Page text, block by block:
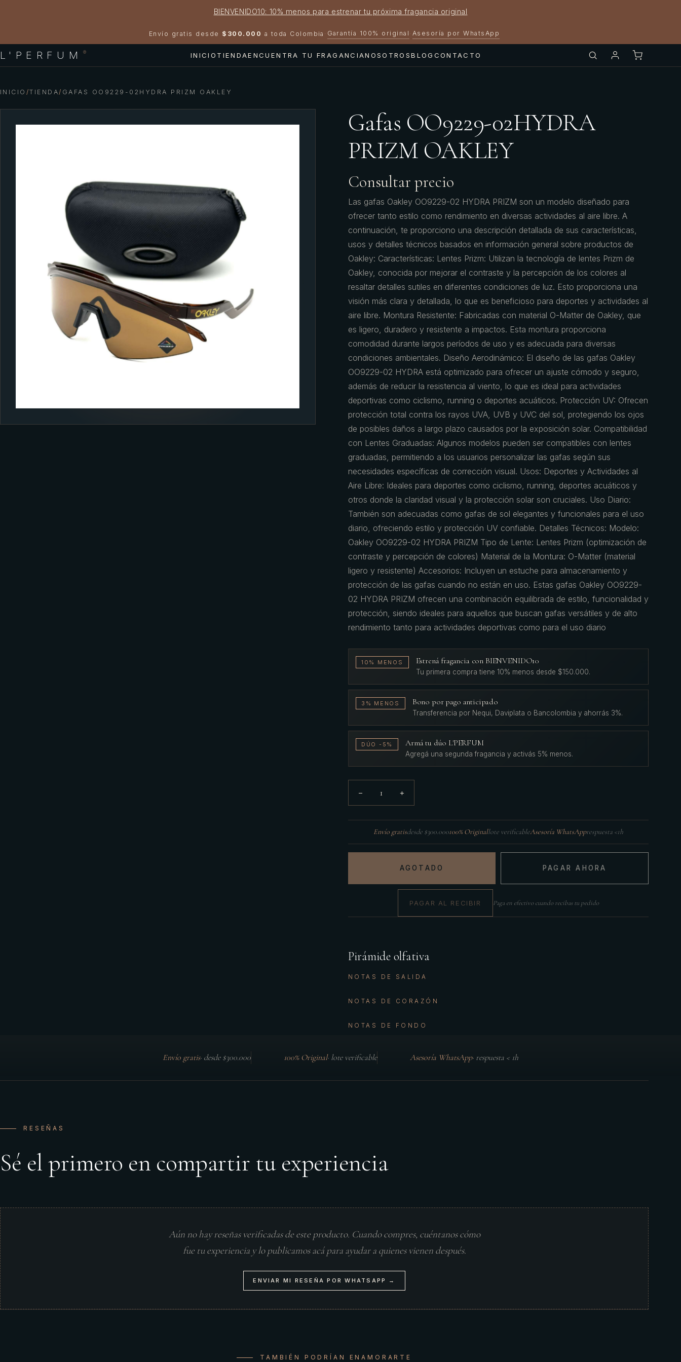
BIENVENIDO10: 10% menos para estrenar tu próxima fragancia original
Envío gratis desde $300.000 a toda Colombia · Garantía 100% original · Asesoría por WhatsApp
L'PERFUM ® INICIO TIENDAENCUENTRA TU FRAGANCIANOSOTROSBLOG CONTACTO
INICIO /TIENDA/ GAFAS OO9229-02HYDRA PRIZM OAKLEY
Gafas OO9229-02HYDRA
PRIZM OAKLEY
Consultar precio
Las gafas Oakley OO9229-02 HYDRA PRIZM son un modelo diseñado para
ofrecer tanto estilo como rendimiento en diversas actividades al aire libre. A
continuación, te proporciono una descripción detallada de sus características,
usos y detalles técnicos basados en información general sobre productos de
Oakley: Características: Lentes Prizm: Utilizan la tecnología de lentes Prizm de
Oakley, conocida por mejorar el contraste y la percepción de los colores al
resaltar detalles sutiles en diferentes condiciones de luz. Esto proporciona una
visión más clara y detallada, lo que es beneficioso para deportes y actividades al
aire libre. Montura Resistente: Fabricadas con material O-Matter de Oakley, que
es ligero, duradero y resistente a impactos. Esta montura proporciona
comodidad durante largos períodos de uso y es adecuada para diversas
condiciones ambientales. Diseño Aerodinámico: El diseño de las gafas Oakley
OO9229-02 HYDRA está optimizado para ofrecer un ajuste cómodo y seguro,
además de reducir la resistencia al viento, lo que es ideal para actividades
deportivas como ciclismo, running o deportes acuáticos. Protección UV: Ofrecen
protección total contra los rayos UVA, UVB y UVC del sol, protegiendo los ojos
de posibles daños a largo plazo causados por la exposición solar. Compatibilidad
con Lentes Graduadas: Algunos modelos pueden ser compatibles con lentes
graduadas, permitiendo a los usuarios personalizar las gafas según sus
necesidades específicas de corrección visual. Usos: Deportes y Actividades al
Aire Libre: Ideales para deportes como ciclismo, running, deportes acuáticos y
otros donde la claridad visual y la protección solar son cruciales. Uso Diario:
También son adecuadas como gafas de sol elegantes y funcionales para el uso
diario, ofreciendo estilo y protección UV confiable. Detalles Técnicos: Modelo:
Oakley OO9229-02 HYDRA PRIZM Tipo de Lente: Lentes Prizm (optimización de
contraste y percepción de colores) Material de la Montura: O-Matter (material
ligero y resistente) Accesorios: Incluyen un estuche para almacenamiento y
protección de las gafas cuando no están en uso. Estas gafas Oakley OO9229-
02 HYDRA PRIZM ofrecen una combinación equilibrada de estilo, funcionalidad y
protección, siendo ideales para aquellos que buscan gafas versátiles y de alto
rendimiento tanto para actividades deportivas como para el uso diario
10% MENOS Estrená fragancia con BIENVENIDO10
Tu primera compra tiene 10% menos desde $150.000.
3% MENOS Bono por pago anticipado
Transferencia por Nequi, Daviplata o Bancolombia y ahorrás 3%.
DÚO -5% Armá tu dúo L'PERFUM
Agregá una segunda fragancia y activás 5% menos.
− 1 +
Envío gratisdesde $300.000100% Originallote verificableAsesoría WhatsApprespuesta <1h
AGOTADO PAGAR AHORA
PAGAR AL RECIBIR Paga en efectivo cuando recibas tu pedido
Pirámide olfativa
NOTAS DE SALIDA
NOTAS DE CORAZÓN
NOTAS DE FONDO
Envío gratis· desde $300.000 100% Original· lote verificable Asesoría WhatsApp· respuesta < 1h
RESEÑAS
Sé el primero en compartir tu experiencia
Aún no hay reseñas verificadas de este producto. Cuando compres, cuéntanos cómo
fue tu experiencia y lo publicamos acá para ayudar a quienes vienen después.
ENVIAR MI RESEÑA POR WHATSAPP →
TAMBIÉN PODRÍAN ENAMORARTE